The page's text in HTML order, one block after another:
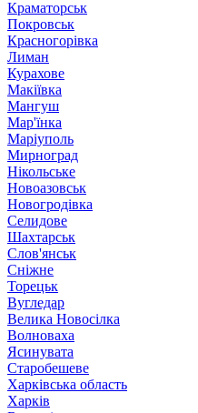
Краматорськ
Покровськ
Красногорівка
Лиман
Курахове
Макіївка
Мангуш
Мар'їнка
Маріуполь
Мирноград
Нікольське
Новоазовськ
Новогродівка
Селидове
Шахтарськ
Слов'янськ
Сніжне
Торецьк
Вугледар
Велика Новосілка
Волноваха
Ясинувата
Старобешеве
Харківська область
Харків